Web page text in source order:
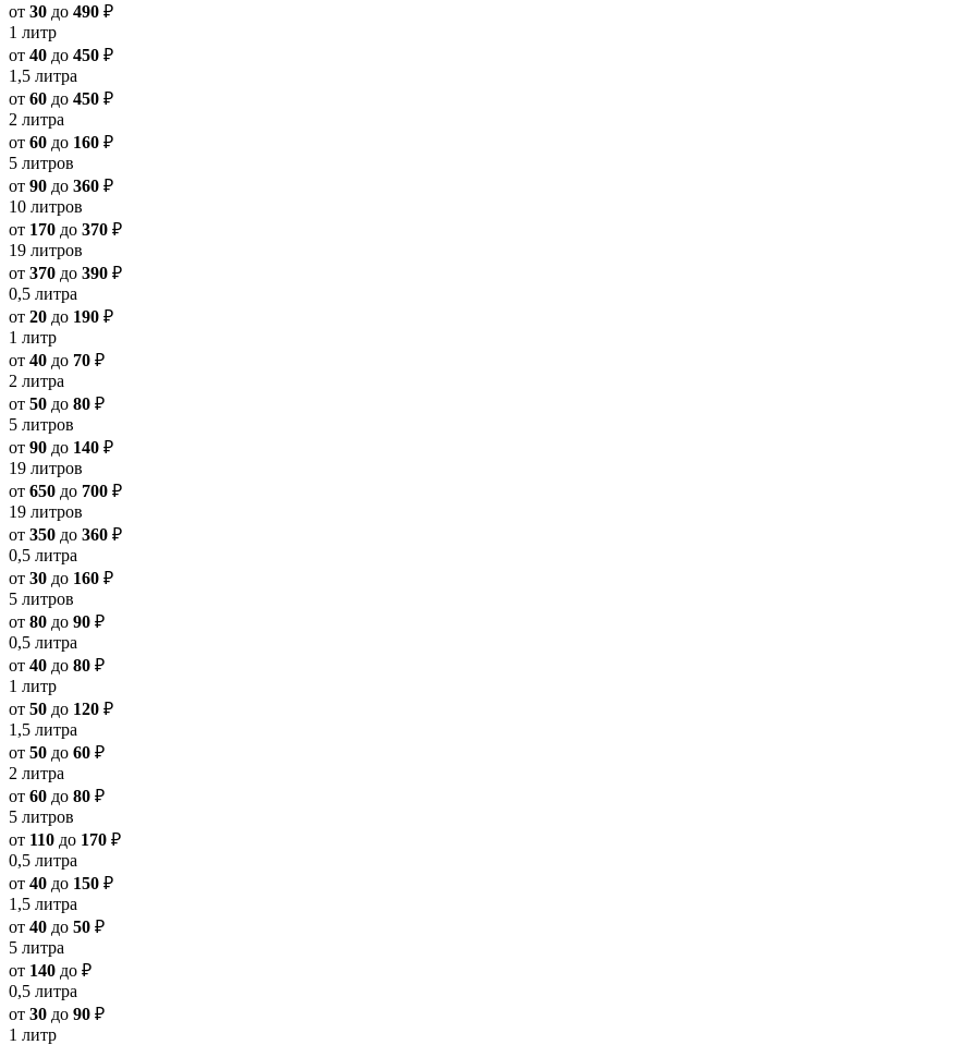
от 30 до 490 ₽
1 литр
от 40 до 450 ₽
1,5 литра
от 60 до 450 ₽
2 литра
от 60 до 160 ₽
5 литров
от 90 до 360 ₽
10 литров
от 170 до 370 ₽
19 литров
от 370 до 390 ₽
0,5 литра
от 20 до 190 ₽
1 литр
от 40 до 70 ₽
2 литра
от 50 до 80 ₽
5 литров
от 90 до 140 ₽
19 литров
от 650 до 700 ₽
19 литров
от 350 до 360 ₽
0,5 литра
от 30 до 160 ₽
5 литров
от 80 до 90 ₽
0,5 литра
от 40 до 80 ₽
1 литр
от 50 до 120 ₽
1,5 литра
от 50 до 60 ₽
2 литра
от 60 до 80 ₽
5 литров
от 110 до 170 ₽
0,5 литра
от 40 до 150 ₽
1,5 литра
от 40 до 50 ₽
5 литра
от 140 до ₽
0,5 литра
от 30 до 90 ₽
1 литр